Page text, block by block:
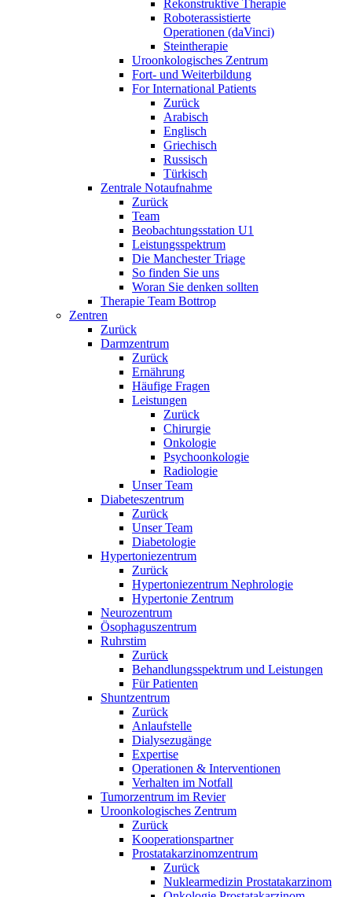
Rekonstruktive Therapie
Roboterassistierte
Operationen (daVinci)
Steintherapie
Uroonkologisches Zentrum
Fort- und Weiterbildung
For International Patients
Zurück
Arabisch
Englisch
Griechisch
Russisch
Türkisch
Zentrale Notaufnahme
Zurück
Team
Beobachtungsstation U1
Leistungsspektrum
Die Manchester Triage
So finden Sie uns
Woran Sie denken sollten
Therapie Team Bottrop
Zentren
Zurück
Darmzentrum
Zurück
Ernährung
Häufige Fragen
Leistungen
Zurück
Chirurgie
Onkologie
Psychoonkologie
Radiologie
Unser Team
Diabeteszentrum
Zurück
Unser Team
Diabetologie
Hypertoniezentrum
Zurück
Hypertoniezentrum Nephrologie
Hypertonie Zentrum
Neurozentrum
Ösophaguszentrum
Ruhrstim
Zurück
Behandlungsspektrum und Leistungen
Für Patienten
Shuntzentrum
Zurück
Anlaufstelle
Dialysezugänge
Expertise
Operationen & Interventionen
Verhalten im Notfall
Tumorzentrum im Revier
Uroonkologisches Zentrum
Zurück
Kooperationspartner
Prostatakarzinomzentrum
Zurück
Nuklearmedizin Prostatakarzinom